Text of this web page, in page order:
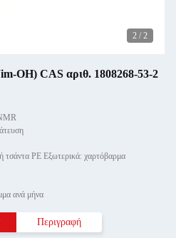
2 / 2
OH) CAS αριθ. 1808268-53-2
τσάντα PE Εξωτερικά: χαρτόβαρμα
ανά μήνα
Περιγραφή